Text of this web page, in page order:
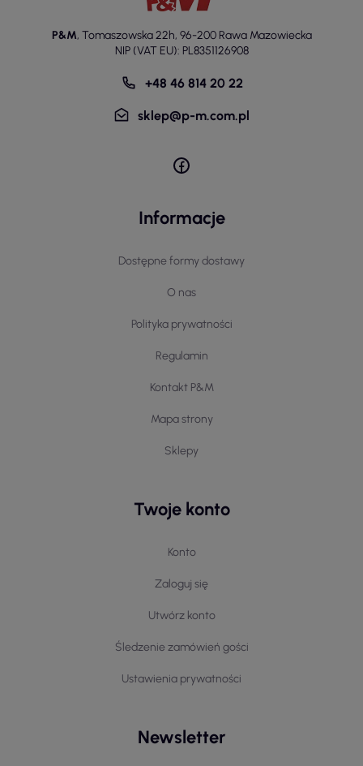
P&M, Tomaszowska 22h, 96-200 Rawa Mazowiecka
NIP (VAT EU): PL8351126908
+48 46 814 20 22
sklep@p-m.com.pl
Informacje
Dostępne formy dostawy
O nas
Polityka prywatności
Regulamin
Kontakt P&M
Mapa strony
Sklepy
Twoje konto
Konto
Zaloguj się
Utwórz konto
Śledzenie zamówień gości
Ustawienia prywatności
Newsletter